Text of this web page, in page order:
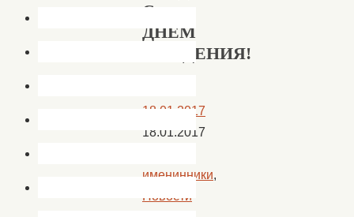
С
ДНЕМ
РОЖДЕНИЯ!
18.01.2017
18.01.2017
именинники,
Новости